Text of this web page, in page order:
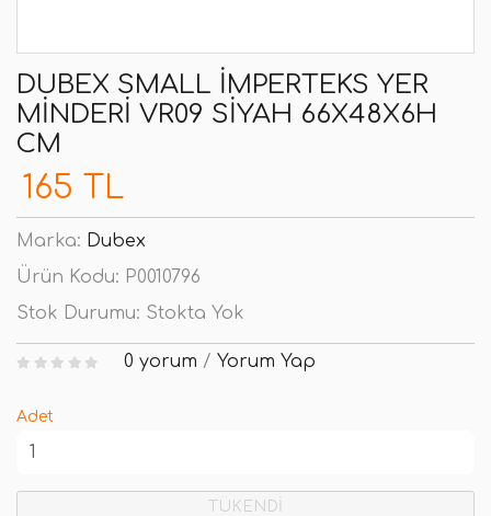
DUBEX SMALL İMPERTEKS YER
MINDERI VR09 SIYAH 66X48X6H
CM
165 TL
Marka: Dubex
Ürün Kodu: P0010796
Stok Durumu: Stokta Yok
0 yorum / Yorum Yap
Adet
TÜKENDİ